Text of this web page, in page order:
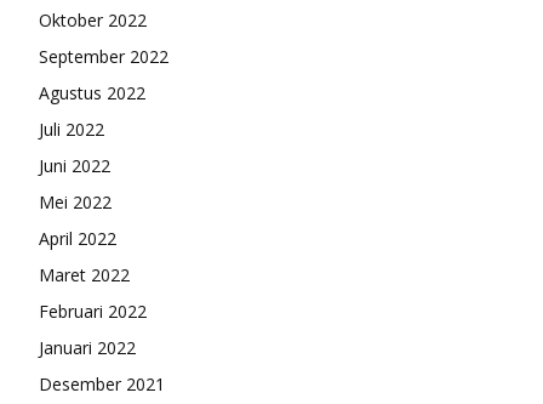
Oktober 2022
September 2022
Agustus 2022
Juli 2022
Juni 2022
Mei 2022
April 2022
Maret 2022
Februari 2022
Januari 2022
Desember 2021